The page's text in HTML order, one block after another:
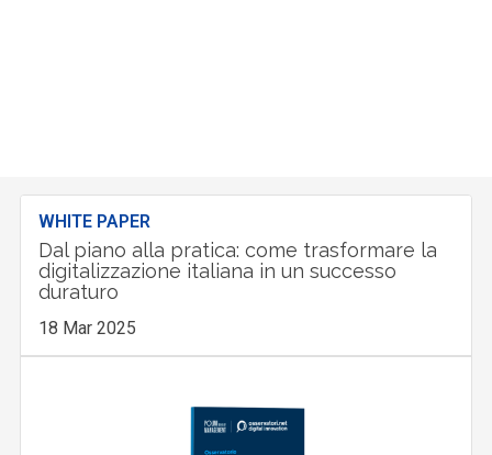
WHITE PAPER
Dal piano alla pratica: come trasformare la
digitalizzazione italiana in un successo
duraturo
18 Mar 2025